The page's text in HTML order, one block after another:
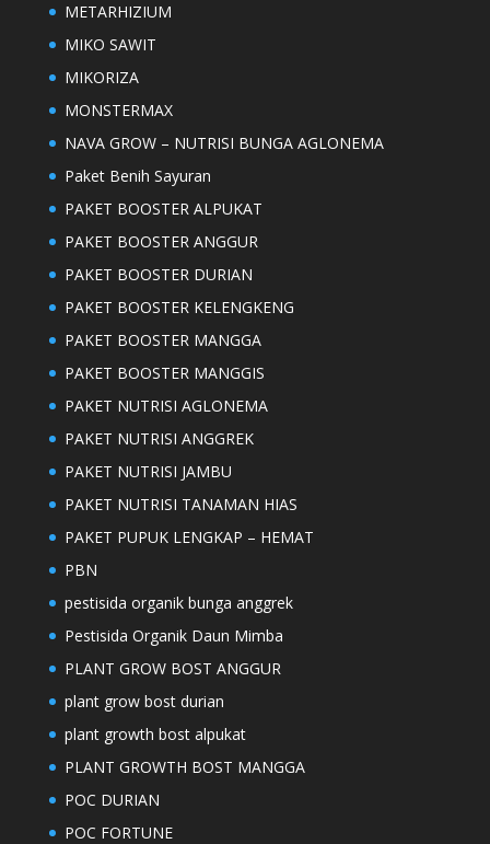
METARHIZIUM
MIKO SAWIT
MIKORIZA
MONSTERMAX
NAVA GROW – NUTRISI BUNGA AGLONEMA
Paket Benih Sayuran
PAKET BOOSTER ALPUKAT
PAKET BOOSTER ANGGUR
PAKET BOOSTER DURIAN
PAKET BOOSTER KELENGKENG
PAKET BOOSTER MANGGA
PAKET BOOSTER MANGGIS
PAKET NUTRISI AGLONEMA
PAKET NUTRISI ANGGREK
PAKET NUTRISI JAMBU
PAKET NUTRISI TANAMAN HIAS
PAKET PUPUK LENGKAP – HEMAT
PBN
pestisida organik bunga anggrek
Pestisida Organik Daun Mimba
PLANT GROW BOST ANGGUR
plant grow bost durian
plant growth bost alpukat
PLANT GROWTH BOST MANGGA
POC DURIAN
POC FORTUNE